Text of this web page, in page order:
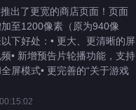
出了更宽的商店页面！页面
至1200像素（原为940像
下好处：• 更大、更清晰的屏
• 新增预告片轮播功能，支持
屏模式• 更完善的“关于游戏